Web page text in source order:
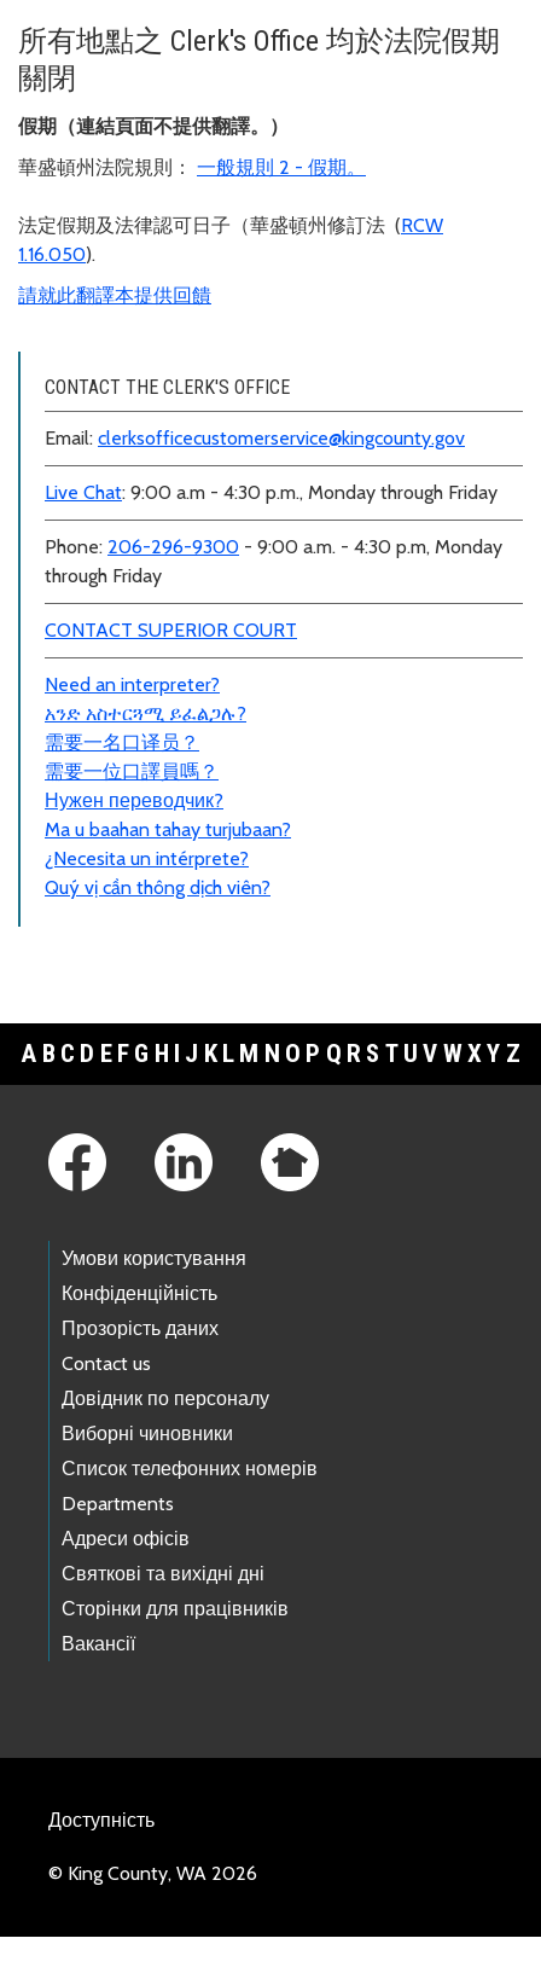
所有地點之 Clerk's Office 均於法院假期
關閉
假期（連結頁面不提供翻譯。）
華盛頓州法院規則： 一般規則 2 - 假期。
法定假期及法律認可日子（華盛頓州修訂法 (RCW
1.16.050).
請就此翻譯本提供回饋
CONTACT THE CLERK'S OFFICE
Email: clerksofficecustomerservice@kingcounty.gov
Live Chat: 9:00 a.m - 4:30 p.m., Monday through Friday
Phone: 206-296-9300 - 9:00 a.m. - 4:30 p.m, Monday
through Friday
CONTACT SUPERIOR COURT
Need an interpreter?
አንድ አስተርጓሚ ይፈልጋሉ?
需要一名口译员 ？
需要一位口譯員嗎？
Нужен переводчик?
Ma u baahan tahay turjubaan?
¿Necesita un intérprete?
Quý vị cần thông dịch viên?
A B C D E F G H I J K L M N O P Q R S T U V WXY Z
Умови користування
Конфіденційність
Прозорість даних
Contact us
Довідник по персоналу
Виборні чиновники
Список телефонних номерів
Departments
Адреси офісів
Святкові та вихідні дні
Сторінки для працівників
Вакансії
Доступність
© King County, WA 2026